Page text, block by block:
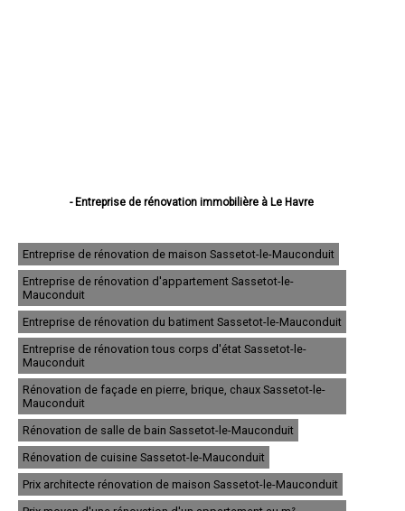
- Entreprise de rénovation immobilière à Le Havre
- Entreprise de rénovation immobilière à Sotteville-lès-Rouen
- Entreprise de rénovation immobilière à Saint-Étienne-du-Rouvray
- Entreprise de rénovation immobilière à Le Grand-Quevilly
- Entreprise de rénovation immobilière à Le Petit-Quevilly
- Entreprise de rénovation immobilière à Mont-Saint-Aignan
- Entreprise de rénovation immobilière à Fécamp
- Entreprise de rénovation immobilière à Elbeuf
- Entreprise de rénovation immobilière à Montivilliers
- Entreprise de rénovation immobilière à Canteleu
- Entreprise de rénovation immobilière à Bois-Guillaume
- Entreprise de rénovation immobilière à Barentin
- Entreprise de rénovation immobilière à Bolbec
- Entreprise de rénovation immobilière à Oissel
- Entreprise de rénovation immobilière à Yvetot
- Entreprise de rénovation immobilière à Maromme
- Entreprise de rénovation immobilière à Déville-lès-Rouen
Entreprise de rénovation de maison Sassetot-le-Mauconduit
Entreprise de rénovation d'appartement Sassetot-le-
Mauconduit
Entreprise de rénovation du batiment Sassetot-le-Mauconduit
Entreprise de rénovation tous corps d'état Sassetot-le-
Mauconduit
Rénovation de façade en pierre, brique, chaux Sassetot-le-
Mauconduit
Rénovation de salle de bain Sassetot-le-Mauconduit
Rénovation de cuisine Sassetot-le-Mauconduit
Prix architecte rénovation de maison Sassetot-le-Mauconduit